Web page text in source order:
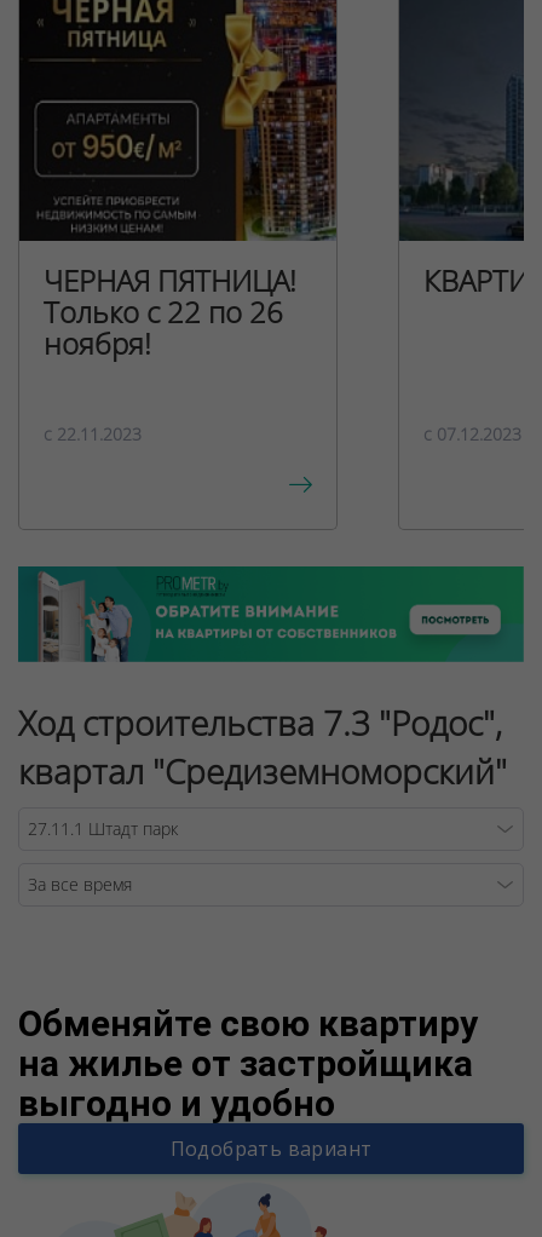
ЧЕРНАЯ ПЯТНИЦА!
Только с 22 по 26
ноября!
c 22.11.2023 c 07.12.2023
Ход строительства 7.3 "Родос",
квартал "Средиземноморский"
Обменяйте свою квартиру
на жилье от застройщика
выгодно и удобно
Подобрать вариант